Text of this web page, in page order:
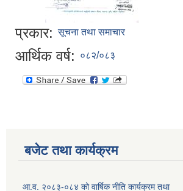
प्रकार: सूचना तथा समाचार
आर्थिक वर्ष: ०८२/०८३
बजेट तथा कार्यक्रम
आ.व. २०८३-०८४ को वार्षिक नीति कार्यक्रम तथा